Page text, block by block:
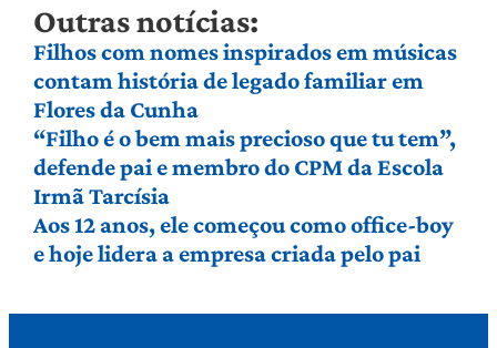
Outras notícias:
Filhos com nomes inspirados em músicas
contam história de legado familiar em
Flores da Cunha
“Filho é o bem mais precioso que tu tem”,
defende pai e membro do CPM da Escola
Irmã Tarcísia
Aos 12 anos, ele começou como office-boy
e hoje lidera a empresa criada pelo pai